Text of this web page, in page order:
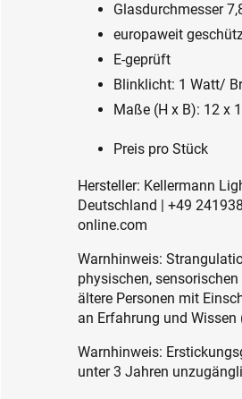
Glasdurchmesser
europaweit
E-geprüft
Blinklicht: 1 Watt/
Maße (H x B): 12 x
Preis pro Stück
Hersteller: Kellermann
Deutschland | +49
online.com
Warnhinweis:
physischen,
ältere Personen mit
an Erfahrung und
Warnhinweis:
unter 3 Jahren